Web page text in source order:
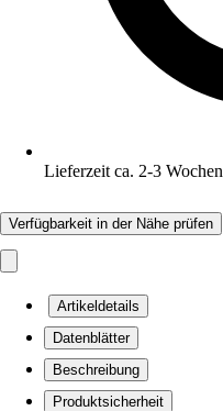
Lieferzeit ca. 2-3 Wochen
Verfügbarkeit in der Nähe prüfen
Artikeldetails
Datenblätter
Beschreibung
Produktsicherheit